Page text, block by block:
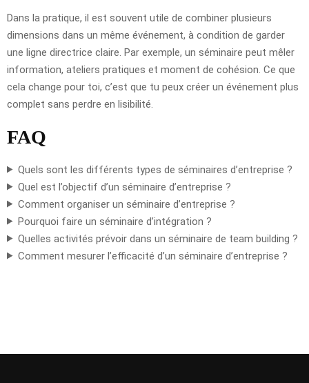
Dans la pratique, il est souvent utile de combiner plusieurs
dimensions dans un même événement, à condition de garder
une ligne directrice claire. Par exemple, un séminaire peut mêler
information, ateliers pratiques et moment de cohésion. Ce que
cela change pour toi, c’est que tu peux créer un événement plus
complet sans perdre en lisibilité.
FAQ
Quels sont les différents types de séminaires d’entreprise ?
Quel est l’objectif d’un séminaire d’entreprise ?
Comment organiser un séminaire d’entreprise ?
Pourquoi faire un séminaire d’intégration ?
Quelles activités prévoir dans un séminaire de team building ?
Comment mesurer l’efficacité d’un séminaire d’entreprise ?